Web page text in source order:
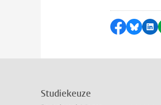
Delen op
Delen
Studiekeuze